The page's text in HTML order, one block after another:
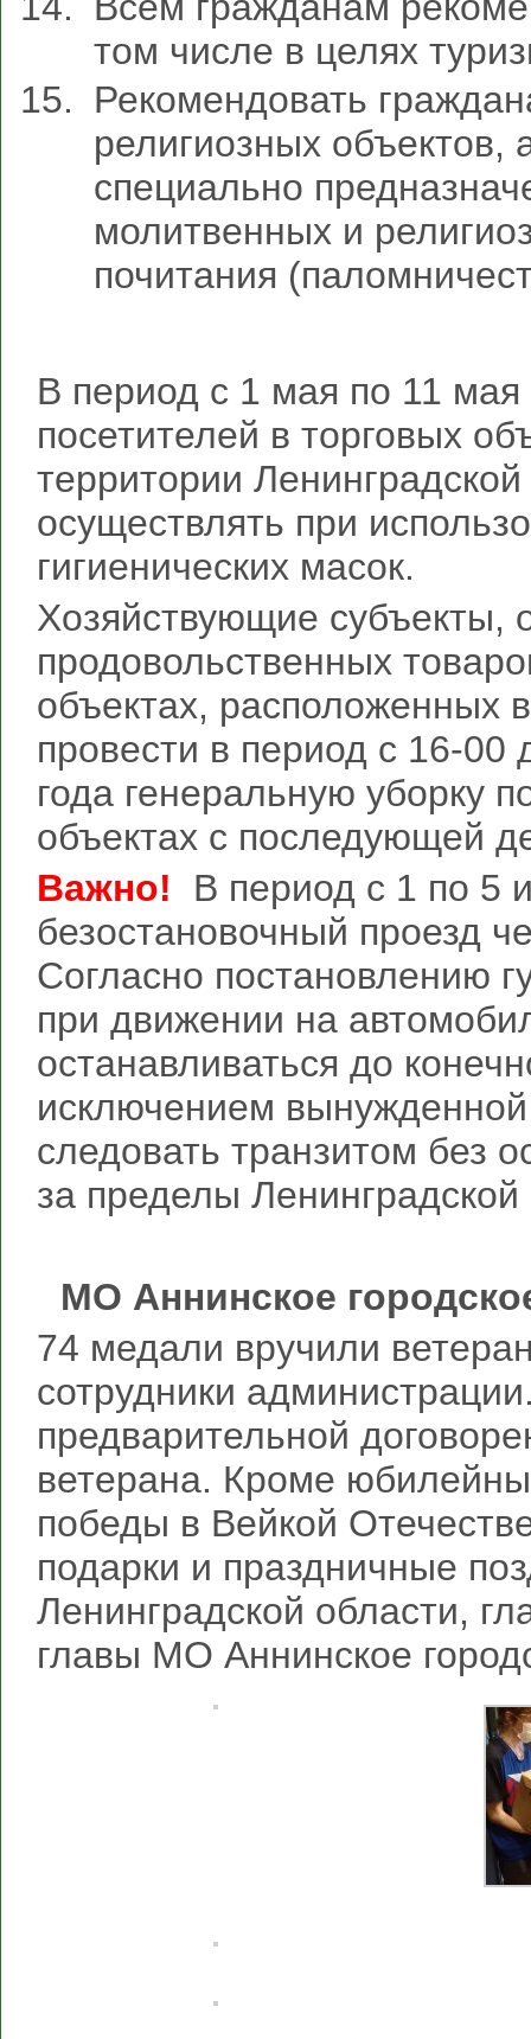
том числе в целях
Рекомендовать
религиозных объектов,
специально
молитвенных и
почитания
В период с 1 мая по 11
посетителей в торговых
территории
осуществлять при
гигиенических масок.
Хозяйствующие
продовольственных
объектах, расположенных
провести в период с 16-00
года генеральную уборку
объектах с последующей
Важно! В период с 1 по 5
безостановочный проезд
Согласно постановлению
при движении на
останавливаться до
исключением
следовать транзитом без
за пределы Ленинградской
МО Аннинское
74 медали вручили
сотрудники
предварительной
ветерана. Кроме
победы в Вейкой
подарки и праздничные
Ленинградской области,
главы МО Аннинское